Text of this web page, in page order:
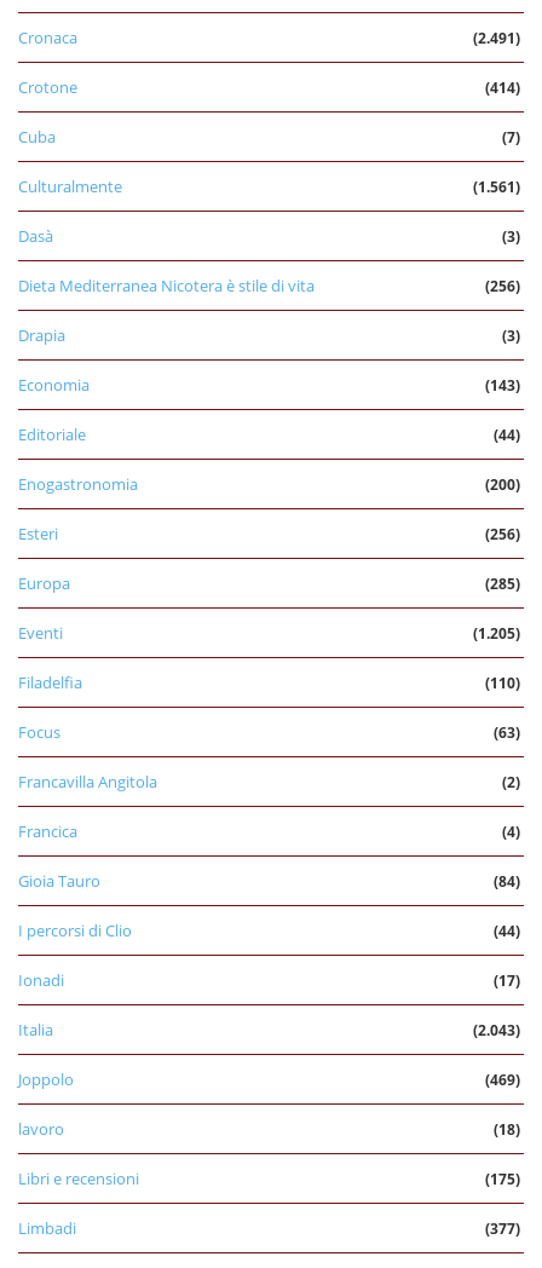
Cronaca (2.491)
Crotone (414)
Cuba (7)
Culturalmente (1.561)
Dasà (3)
Dieta Mediterranea Nicotera è stile di vita (256)
Drapia (3)
Economia (143)
Editoriale (44)
Enogastronomia (200)
Esteri (256)
Europa (285)
Eventi (1.205)
Filadelfia (110)
Focus (63)
Francavilla Angitola (2)
Francica (4)
Gioia Tauro (84)
I percorsi di Clio (44)
Ionadi (17)
Italia (2.043)
Joppolo (469)
lavoro (18)
Libri e recensioni (175)
Limbadi (377)